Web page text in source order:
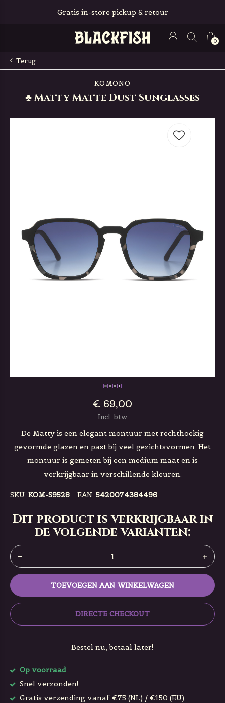
0
Gratis in-store pickup & retour
Terug
KOMONO
♣ Matty Matte Dust Sunglasses
€ 69,00
Incl. btw
De Matty is een elegant montuur met rechthoekig
gevormde glazen en past bij veel gezichtsvormen. Het
montuur is gemeten bij een medium maat en is
verkrijgbaar in verschillende kleuren.
SKU: KOM-S9528 EAN: 5420074384496
Dit product is verkrijgbaar in
de volgende varianten:
TOEVOEGEN AAN WINKELWAGEN
DIRECTE CHECKOUT
Bestel nu, betaal later!
Op voorraad
Snel verzonden!
Gratis verzending vanaf €75 (NL) / €150 (EU)